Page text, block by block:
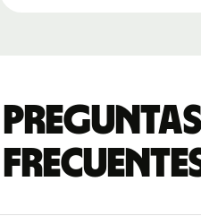
Preguntas